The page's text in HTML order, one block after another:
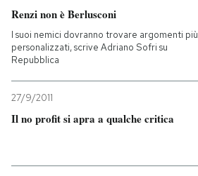
Renzi non è Berlusconi
I suoi nemici dovranno trovare argomenti più
personalizzati, scrive Adriano Sofri su
Repubblica
27/9/2011
Il no profit si apra a qualche critica